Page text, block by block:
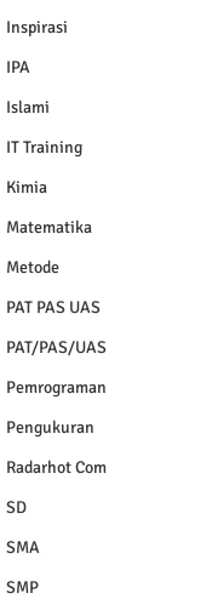
Inspirasi
IPA
Islami
IT Training
Kimia
Matematika
Metode
PAT PAS UAS
PAT/PAS/UAS
Pemrograman
Pengukuran
Radarhot Com
SD
SMA
SMP